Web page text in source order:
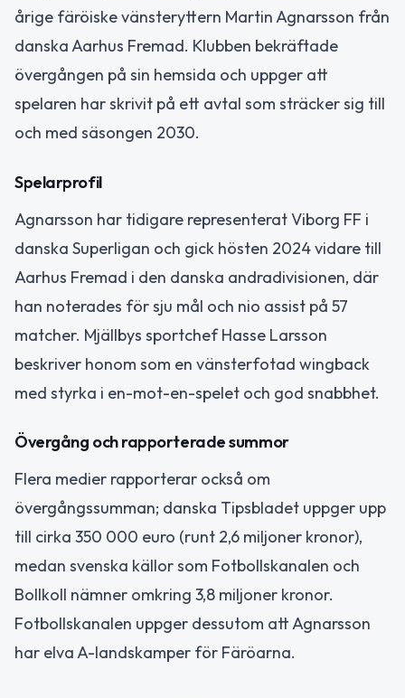
årige färöiske vänsteryttern Martin Agnarsson från
danska Aarhus Fremad. Klubben bekräftade
övergången på sin hemsida och uppger att
spelaren har skrivit på ett avtal som sträcker sig till
och med säsongen 2030.
Spelarprofil
Agnarsson har tidigare representerat Viborg FF i
danska Superligan och gick hösten 2024 vidare till
Aarhus Fremad i den danska andradivisionen, där
han noterades för sju mål och nio assist på 57
matcher. Mjällbys sportchef Hasse Larsson
beskriver honom som en vänsterfotad wingback
med styrka i en-mot-en-spelet och god snabbhet.
Övergång och rapporterade summor
Flera medier rapporterar också om
övergångssumman; danska Tipsbladet uppger upp
till cirka 350 000 euro (runt 2,6 miljoner kronor),
medan svenska källor som Fotbollskanalen och
Bollkoll nämner omkring 3,8 miljoner kronor.
Fotbollskanalen uppger dessutom att Agnarsson
har elva A-landskamper för Färöarna.